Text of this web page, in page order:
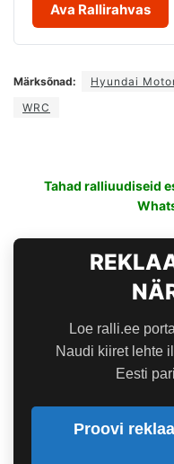
Ava Rallirahvas
Märksõnad: Hyundai
WRC
Tahad ralliuudiseid
Loe ralli.ee
Naudi kiiret lehte
Eesti
Proovi